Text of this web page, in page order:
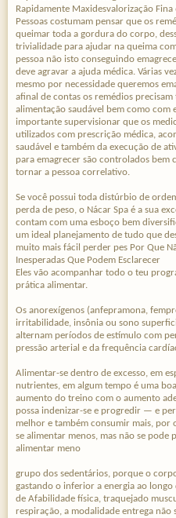
Rapidamente Maxidesvalorização
Pessoas costumam pensar que os
queimar toda a gordura do corpo,
trivialidade para ajudar na queima
pessoa não isto conseguindo
deve agravar a ajuda médica. Várias
mesmo por necessidade queremos
afinal de contas os remédios
alimentação saudável bem como com
importante supervisionar que os
utilizados com prescrição médica,
saudável e também da execução de
para emagrecer são controlados bem
tornar a pessoa correlativo.
Se você possui toda distúrbio de
perda de peso, o Nácar Spa é a sua
contam com uma esboço bem
um ideal planejamento de tudo que
muito mais fácil perder pes Por Que
Inesperadas Que Podem Esclarecer
Eles vão acompanhar todo o teu
prática alimentar.
Os anorexígenos (anfepramona,
irritabilidade, insônia ou sono
alternam períodos de estímulo com
pressão arterial e da frequência
Alimentar-se dentro de excesso, em
nutrientes, em algum tempo é uma
aumento do treino com o aumento
possa indenizar-se e progredir — e
melhor e também consumir mais, por
se alimentar menos, mas não se pode
alimentar meno
grupo dos sedentários, porque o
gastando o inferior a energia ao
de Afabilidade física, traquejado
respiração, a modalidade entrega não